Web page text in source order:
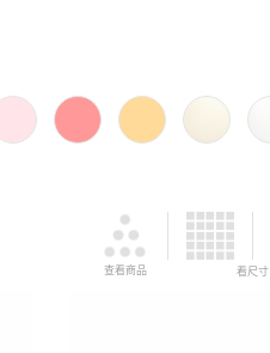
查看商品 看尺寸